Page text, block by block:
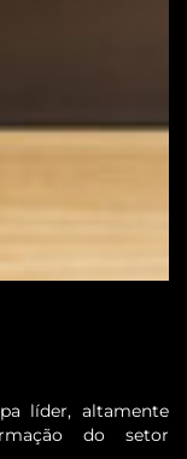
líder, altamente
do setor